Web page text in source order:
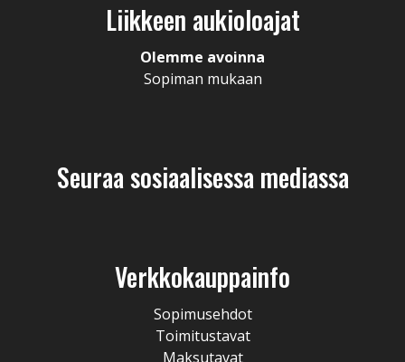
Liikkeen aukioloajat
Olemme avoinna
Sopiman mukaan
Seuraa sosiaalisessa mediassa
Verkkokauppainfo
Sopimusehdot
Toimitustavat
Maksutavat